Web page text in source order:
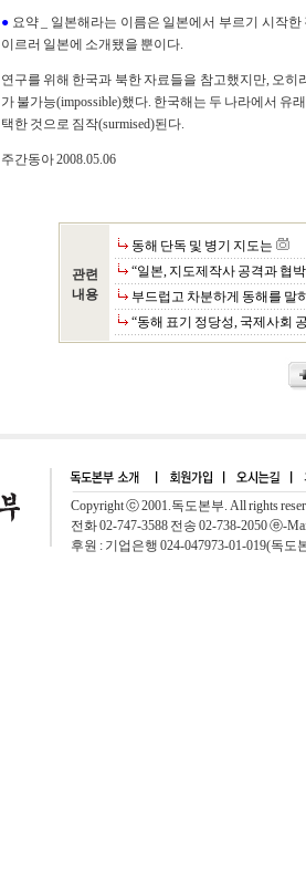
● 요약 _ 일본해라는 이름은 일본에서 부르기 시작
이르러 일본에 소개됐을 뿐이다.
연구를 위해 한국과 북한 자료들을 참고했지만, 오
가 불가능(impossible)했다. 한국해는 두 나라에서 유
택한 것으로 짐작(surmised)된다.
주간동아 2008.05.06
관련
내용
동해 단독 및 병기 지도는
“일본, 지도제작사 공격과 협
부드럽고 차분하게 동해를 말
“동해 표기 정당성, 국제사회
Copyright ⓒ 2001.독도본부. All rights
전화 02-747-3588 전송 02-738-2050 ⓔ-
후원 : 기업은행 024-047973-01-019(독도